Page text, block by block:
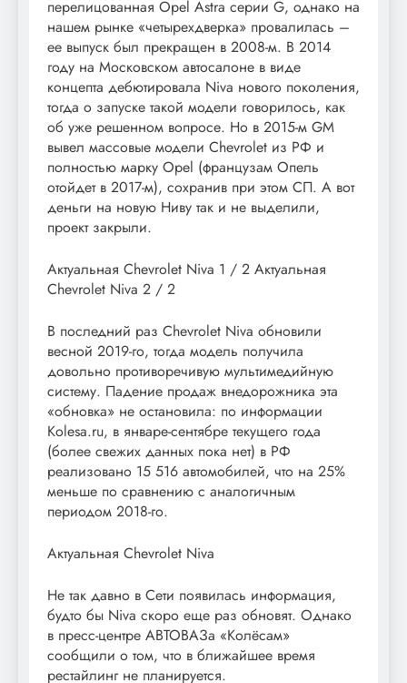
перелицованная Opel Astra серии G, однако на
нашем рынке «четырехдверка» провалилась –
ее выпуск был прекращен в 2008-м. В 2014
году на Московском автосалоне в виде
концепта дебютировала Niva нового поколения,
тогда о запуске такой модели говорилось, как
об уже решенном вопросе. Но в 2015-м GM
вывел массовые модели Chevrolet из РФ и
полностью марку Opel (французам Опель
отойдет в 2017-м), сохранив при этом СП. А вот
деньги на новую Ниву так и не выделили,
проект закрыли.
Актуальная Chevrolet Niva 1 / 2 Актуальная
Chevrolet Niva 2 / 2
В последний раз Chevrolet Niva обновили
весной 2019-го, тогда модель получила
довольно противоречивую мультимедийную
систему. Падение продаж внедорожника эта
«обновка» не остановила: по информации
Kolesa.ru, в январе-сентябре текущего года
(более свежих данных пока нет) в РФ
реализовано 15 516 автомобилей, что на 25%
меньше по сравнению с аналогичным
периодом 2018-го.
Актуальная Chevrolet Niva
Не так давно в Сети появилась информация,
будто бы Niva скоро еще раз обновят. Однако
в пресс-центре АВТОВАЗа «Колёсам»
сообщили о том, что в ближайшее время
рестайлинг не планируется.